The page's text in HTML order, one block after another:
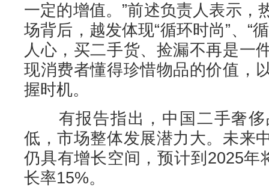
一定的增值。”前述负责人表示，
场背后，越发体现“循环时尚”、“
人心，买二手货、捡漏不再是一
现消费者懂得珍惜物品的价值，
握时机。
有报告指出，中国二手奢侈
低，市场整体发展潜力大。未来
仍具有增长空间，预计到2025年
长率15%。